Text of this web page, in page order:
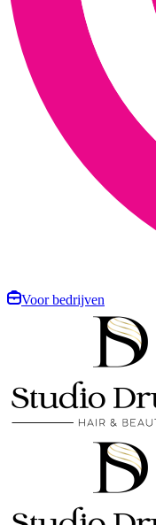
Voor bedrijven